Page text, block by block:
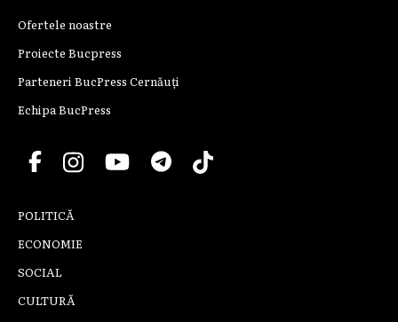
Ofertele noastre
Proiecte Bucpress
Parteneri BucPress Cernăuți
Echipa BucPress
POLITICĂ
ECONOMIE
SOCIAL
CULTURĂ